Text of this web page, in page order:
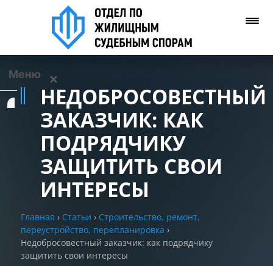
Меню ✕
Задать вопрос
(WhatsApp)
Позвонить нам
НЕДОБРОСОВЕСТНЫЙ
ЗАКАЗЧИК: КАК
ПОДРЯДЧИКУ
ЗАЩИТИТЬ СВОИ
ИНТЕРЕСЫ
Главная › Статьи › Строительство, ремонт,
переустройство, перепланировка ›
Недобросовестный заказчик: как подрядчику
защитить свои интересы